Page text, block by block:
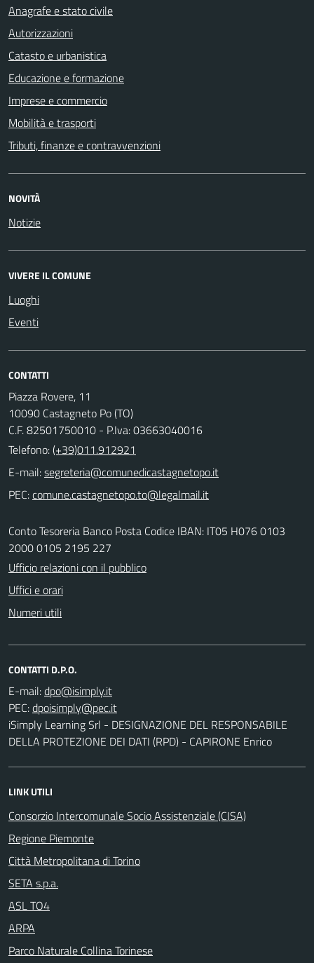
Anagrafe e stato civile
Autorizzazioni
Catasto e urbanistica
Educazione e formazione
Imprese e commercio
Mobilità e trasporti
Tributi, finanze e contravvenzioni
NOVITÀ
Notizie
VIVERE IL COMUNE
Luoghi
Eventi
CONTATTI
Piazza Rovere, 11
10090 Castagneto Po (TO)
C.F. 82501750010 - P.Iva: 03663040016
Telefono:(+39)011.912921
E-mail:
PEC:
Conto Tesoreria Banco Posta Codice IBAN: IT05 H076 0103
2000 0105 2195 227
Ufficio relazioni con il pubblico
Uffici e orari
Numeri utili
CONTATTI D.P.O.
E-mail:
PEC:
iSimply Learning Srl - DESIGNAZIONE DEL RESPONSABILE
DELLA PROTEZIONE DEI DATI (RPD) - CAPIRONE Enrico
LINK UTILI
Consorzio Intercomunale Socio Assistenziale (CISA)
Regione Piemonte
Città Metropolitana di Torino
SETA s.p.a.
ASL TO4
ARPA
Parco Naturale Collina Torinese